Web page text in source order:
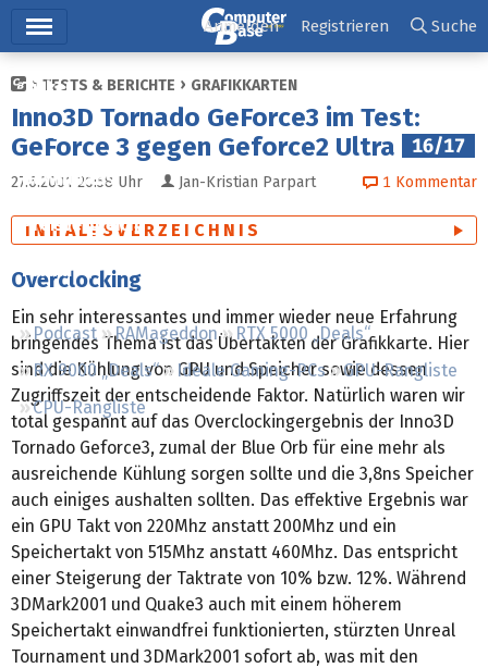
Ticker
Tests
Downloads
Preisvergleich
Forum
Podcast RAMageddon
RTX 5000 „Deals“
RX 9000 „Deals“
Ideale Gaming-PCs
GPU-Rangliste
CPU-Rangliste
Anmelden Registrieren Suche
TESTS & BERICHTE GRAFIKKARTEN
Inno3D Tornado GeForce3 im Test:
GeForce 3 gegen Geforce2 Ultra
16/17
27.6.2001 20:58 Uhr Jan-Kristian Parpart 1 Kommentar
INHALTSVERZEICHNIS
Overclocking
Ein sehr interessantes und immer wieder neue Erfahrung
bringendes Thema ist das Übertakten der Grafikkarte. Hier
sind die Kühlung von GPU und Speicher sowie dessen
Zugriffszeit der entscheidende Faktor. Natürlich waren wir
total gespannt auf das Overclockingergebnis der Inno3D
Tornado Geforce3, zumal der Blue Orb für eine mehr als
ausreichende Kühlung sorgen sollte und die 3,8ns Speicher
auch einiges aushalten sollten. Das effektive Ergebnis war
ein GPU Takt von 220Mhz anstatt 200Mhz und ein
Speichertakt von 515Mhz anstatt 460Mhz. Das entspricht
einer Steigerung der Taktrate von 10% bzw. 12%. Während
3DMark2001 und Quake3 auch mit einem höherem
Speichertakt einwandfrei funktionierten, stürzten Unreal
Tournament und 3DMark2001 sofort ab, was mit den